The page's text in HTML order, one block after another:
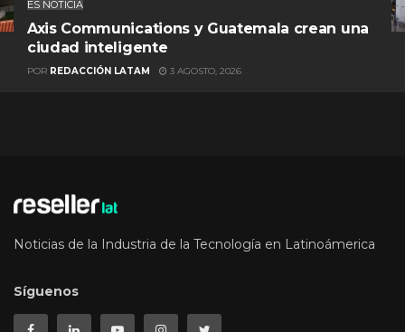
ES NOTICIA
Axis Communications y Guatemala crean una
ciudad inteligente
POR REDACCIÓN LATAM 3 AGOSTO, 2026
Noticias de la Industria de la Tecnología en Latinoámerica
Síguenos